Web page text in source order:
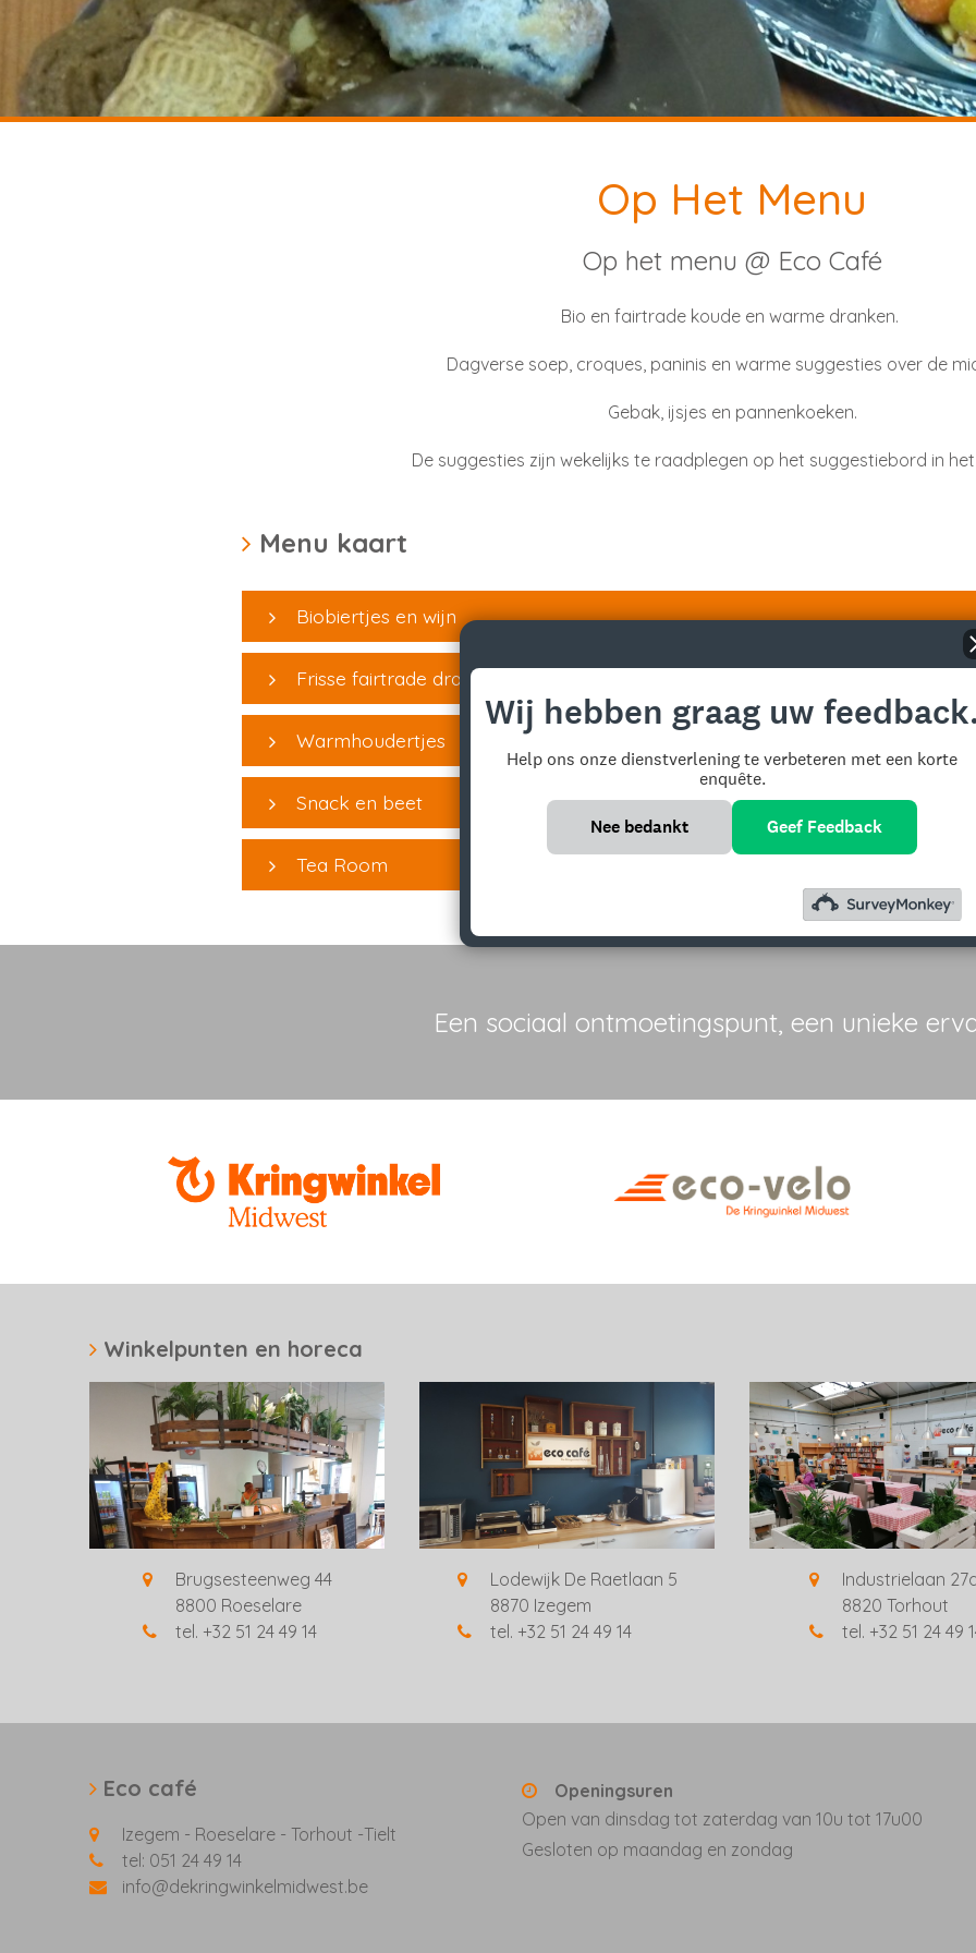
Op Het Menu
Op het menu @ Eco Café
Bio en fairtrade koude en warme dranken.
Dagverse soep, croques, paninis en warme suggesties over de
Gebak, ijsjes en pannenkoeken.
De suggesties zijn wekelijks te raadplegen op het suggestiebord in
Menu kaart
Biobiertjes en wijn
Frisse fairtrade dranken
Warmhoudertjes
Snack en beet
Tea Room
Een sociaal ontmoetingspunt, een unieke
Winkelpunten en horeca
Brugsesteenweg 44
8800 Roeselare
tel. +32 51 24 49 14
Lodewijk De Raetlaan 5
8870 Izegem
tel. +32 51 24 49 14
Industrielaan
8820 Torhout
tel. +32 51 24 49
Eco café
Izegem - Roeselare - Torhout -Tielt
tel: 051 24 49 14
info@dekringwinkelmidwest.be
Openingsuren
Open van dinsdag tot zaterdag van 10u tot 17u00
Gesloten op maandag en zondag
Wij hebben graag uw
Help ons onze dienstverlening te verbeteren met een korte
enquête.
Nee bedankt Geef Feedback